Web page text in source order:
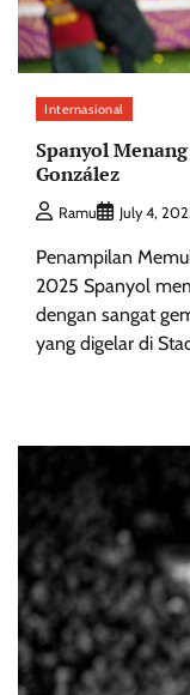
Internasional
Spanyol
González
Ramu July 4,
Penampilan
2025 Spanyol
dengan sangat
yang digelar di